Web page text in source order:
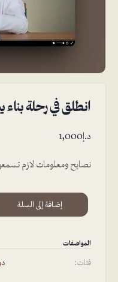
انطلق في رحلة بناء
د.إ1,000
نصايح ومعلومات لازم
إضافة إلى السلة
المواصفات
فئات: